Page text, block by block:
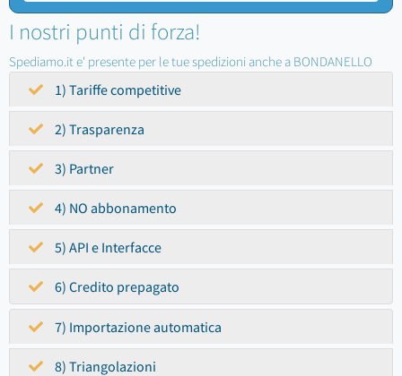
I nostri punti di forza!
Spediamo.it e' presente per le tue spedizioni anche a BONDANELLO
1) Tariffe competitive
2) Trasparenza
3) Partner
4) NO abbonamento
5) API e Interfacce
6) Credito prepagato
7) Importazione automatica
8) Triangolazioni